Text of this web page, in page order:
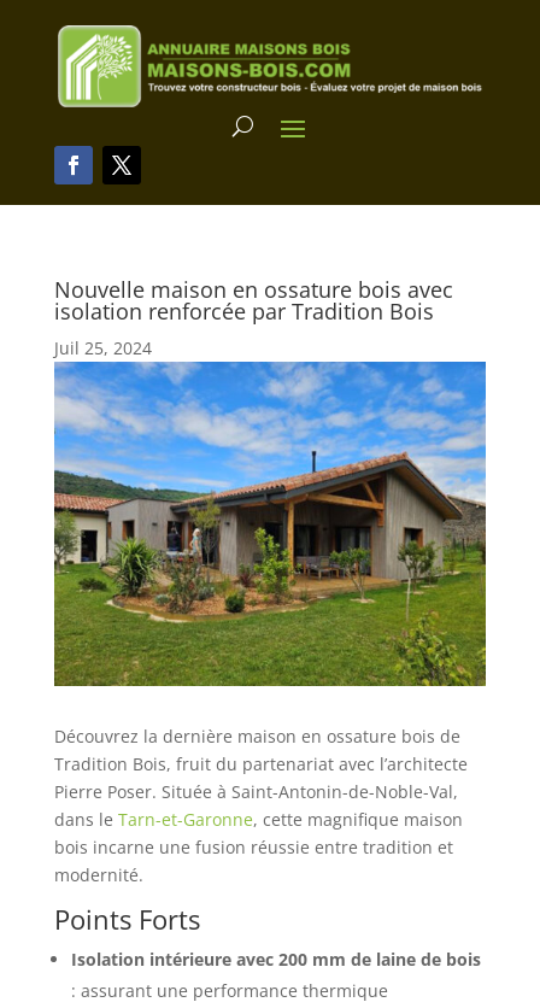
Nouvelle maison en ossature bois avec
isolation renforcée par Tradition Bois
Juil 25, 2024
Découvrez la dernière maison en ossature bois de
Tradition Bois, fruit du partenariat avec l’architecte
Pierre Poser. Située à Saint-Antonin-de-Noble-Val,
dans le Tarn-et-Garonne, cette magnifique maison
bois incarne une fusion réussie entre tradition et
modernité.
Points Forts
Isolation intérieure avec 200 mm de laine de bois
: assurant une performance thermique